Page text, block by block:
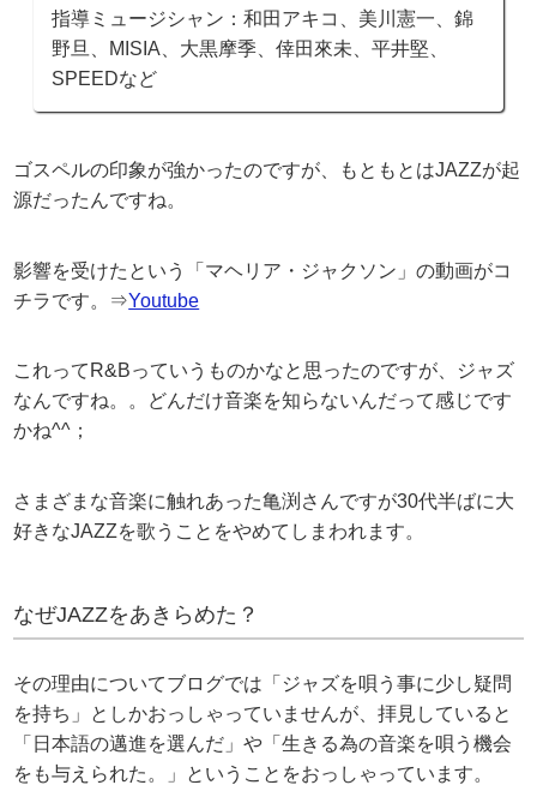
指導ミュージシャン：和田アキコ、美川憲一、錦
野旦、MISIA、大黒摩季、倖田來未、平井堅、
SPEEDなど
ゴスペルの印象が強かったのですが、もともとはJAZZが起
源だったんですね。
影響を受けたという「マヘリア・ジャクソン」の動画がコ
チラです。⇒Youtube
これってR&Bっていうものかなと思ったのですが、ジャズ
なんですね。。どんだけ音楽を知らないんだって感じです
かね^^；
さまざまな音楽に触れあった亀渕さんですが30代半ばに大
好きなJAZZを歌うことをやめてしまわれます。
なぜJAZZをあきらめた？
その理由についてブログでは「ジャズを唄う事に少し疑問
を持ち」としかおっしゃっていませんが、拝見していると
「日本語の邁進を選んだ」や「生きる為の音楽を唄う機会
をも与えられた。」ということをおっしゃっています。